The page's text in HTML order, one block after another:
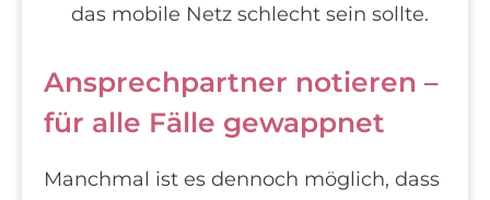
das mobile Netz schlecht sein sollte.
Ansprechpartner notieren –
für alle Fälle gewappnet
Manchmal ist es dennoch möglich, dass